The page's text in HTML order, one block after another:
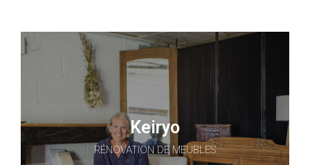
Keiryo
RÉNOVATION DE MEUBLES